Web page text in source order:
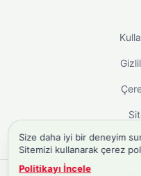
Size daha iyi bir deneyim
Sitemizi kullanarak çerez
Politikayı İncele